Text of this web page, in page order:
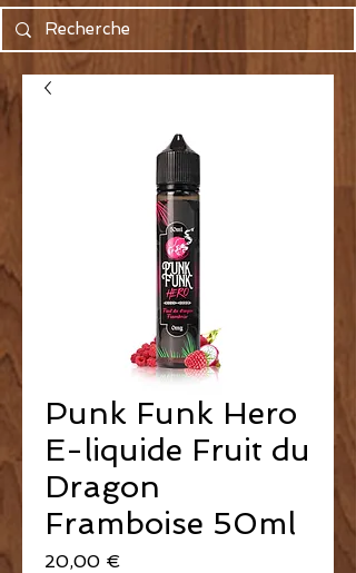
Punk Funk Hero
E-liquide Fruit du
Dragon
Framboise 50ml
20,00 €